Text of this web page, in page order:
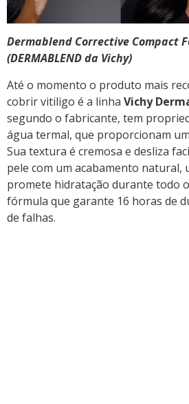
Dermablend Corrective Compact
(DERMABLEND da Vichy)
Até o momento o produto mais
cobrir vitiligo é a linha Vichy
segundo o fabricante, tem
água termal, que proporcionam
Sua textura é cremosa e desliza
pele com um acabamento natural,
promete hidratação durante todo
fórmula que garante 16 horas de
de falhas.